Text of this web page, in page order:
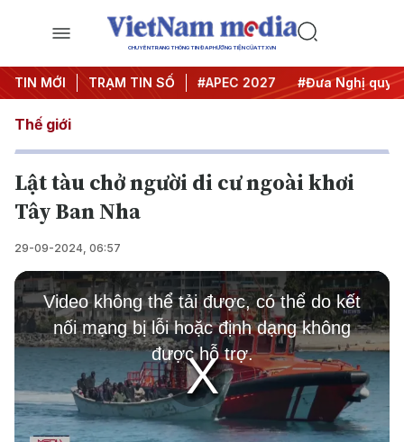
CHUYÊN TRANG THÔNG TIN ĐA PHƯƠNG TIỆN CỦA TTXVN
TIN MỚI TRẠM TIN SỐ
#Hội nghị Trung ương 3 #APEC 2027 #Đưa Nghị quyết
Thế giới
Lật tàu chở người di cư ngoài khơi
Tây Ban Nha
29-09-2024, 06:57
Play
This
is
a
modal
window.
Video không thể tải được, có thể do kết
nối mạng bị lỗi hoặc định dạng không
được hỗ trợ.